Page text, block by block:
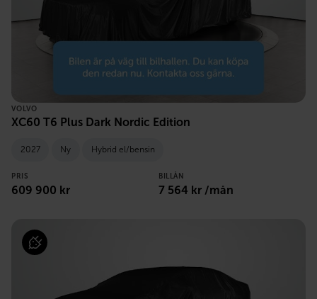
VOLVO
XC60 T6 Plus Dark Nordic Edition
2027 Ny Hybrid el/bensin
PRIS
609 900 kr
BILLÅN
7 564 kr /mån